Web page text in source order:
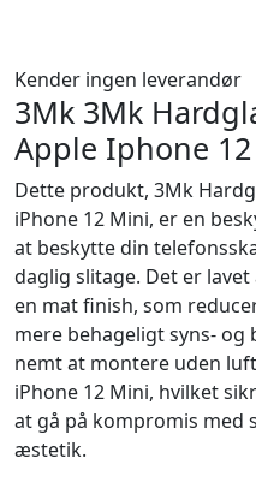
Kender ingen leverandør
3Mk 3Mk
Apple Iphone
Dette produkt, 3Mk
iPhone 12 Mini, er en
at beskytte din
daglig slitage. Det er
en mat finish, som
mere behageligt syns-
nemt at montere uden
iPhone 12 Mini, hvilket
at gå på kompromis
æstetik.